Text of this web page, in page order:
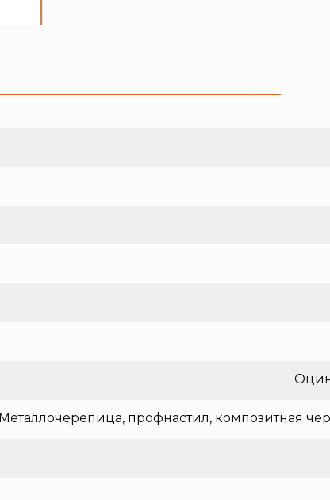
Металлочерепица, профнастил, композитная